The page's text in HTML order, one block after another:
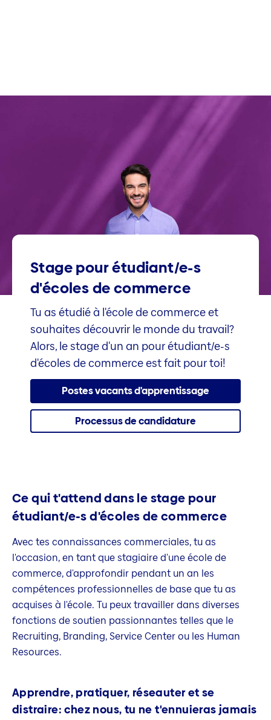
Stage pour étu­diant/e-s
d'écoles de commerce
Tu as étudié à l'école de commerce et
souhaites découvrir le monde du travail?
Alors, le stage d'un an pour étudiant/e-s
d'écoles de commerce est fait pour toi!
Postes vacants d'apprentissage
Processus de candidature
Ce qui t'attend dans le stage pour
étudiant/e-s d'écoles de commerce
Avec tes connaissances commerciales, tu as
l'occasion, en tant que stagiaire d'une école de
commerce, d'approfondir pendant un an les
compétences professionnelles de base que tu as
acquises à l'école. Tu peux travailler dans diverses
fonctions de soutien passionnantes telles que le
Recruiting, Branding, Service Center ou les Human
Resources.
Apprendre, pratiquer, réseauter et se
distraire: chez nous, tu ne t'ennuieras jamais